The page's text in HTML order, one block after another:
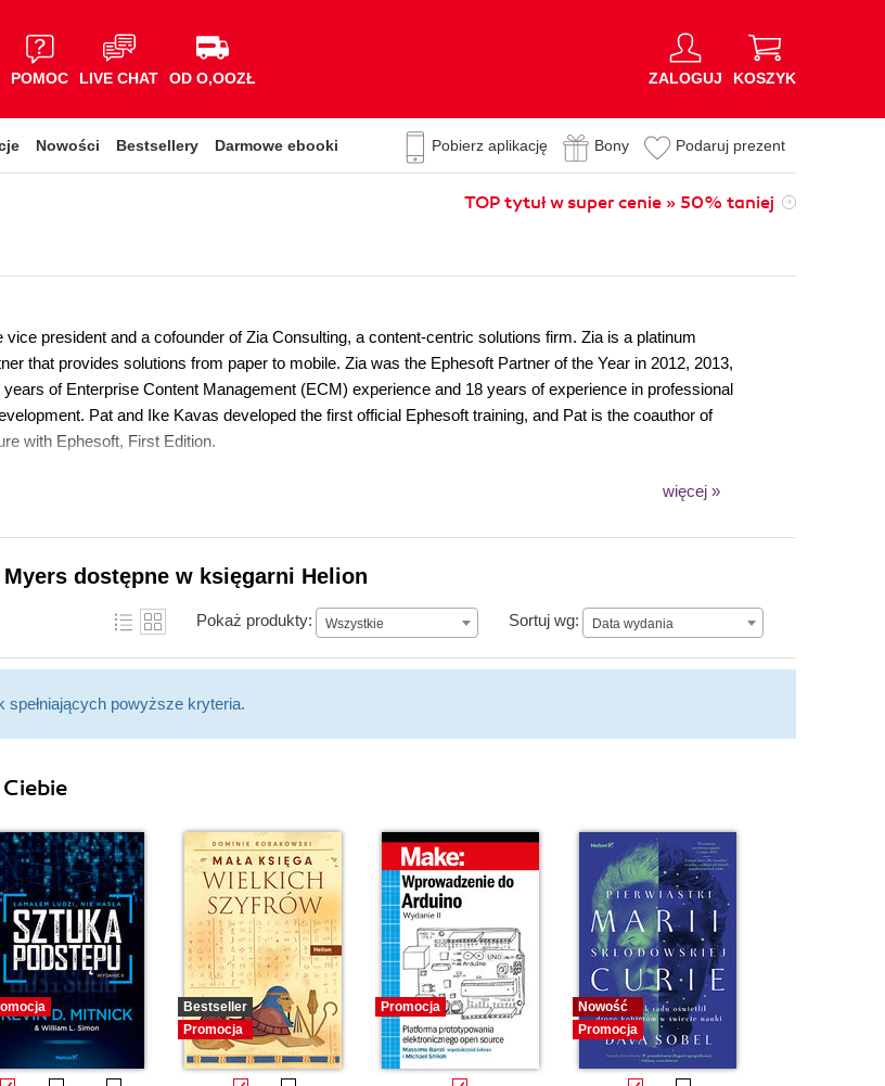
POMOC LIVE CHAT OD O,OOZŁ ZALOGUJ KOSZYK
Nowości Bestsellery Darmowe ebooki Pobierz aplikację Bony Podaruj prezent
TOP tytuł w super cenie » 50% taniej
president and a cofounder of Zia Consulting, a content-centric solutions firm. Zia is a platinum
that provides solutions from paper to mobile. Zia was the Ephesoft Partner of the Year in 2012, 2013,
of Enterprise Content Management (ECM) experience and 18 years of experience in professional
Pat and Ike Kavas developed the first official Ephesoft training, and Pat is the coauthor of
with Ephesoft, First Edition.
więcej »
Myers dostępne w księgarni Helion
Pokaż produkty: Wszystkie Sortuj wg: Data wydania
Data wydania
spełniających powyższe kryteria.
Bestseller
Promocja
Promocja
Nowość
Promocja